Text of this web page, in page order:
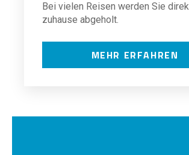
Bei vielen Reisen werden Sie
zuhause abgeholt.
MEHR ERFAHREN